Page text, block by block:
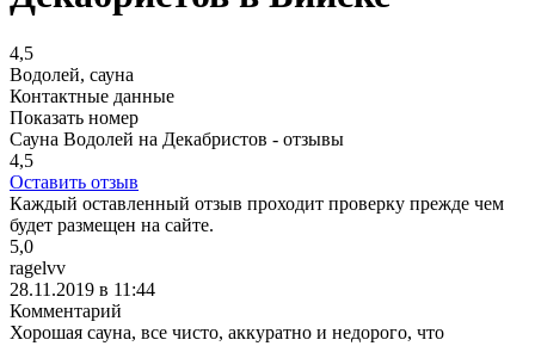
4,5
Водолей, сауна
Контактные данные
Показать номер
Сауна Водолей на Декабристов - отзывы
4,5
Оставить отзыв
Каждый оставленный отзыв проходит проверку прежде чем
будет размещен на сайте.
5,0
ragelvv
28.11.2019 в 11:44
Комментарий
Хорошая сауна, все чисто, аккуратно и недорого, что